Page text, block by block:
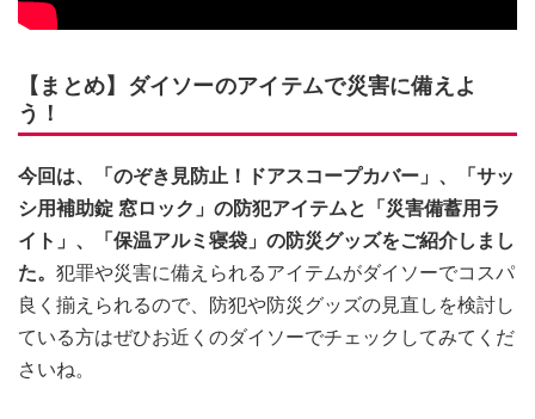
【まとめ】ダイソーのアイテムで災害に備えよ
う！
今回は、「のぞき見防止！ドアスコープカバー」、「サッ
シ用補助錠 窓ロック」の防犯アイテムと「災害備蓄用ラ
イト」、「保温アルミ寝袋」の防災グッズをご紹介しまし
た。 犯罪や災害に備えられるアイテムがダイソーでコスパ
良く揃えられるので、防犯や防災グッズの見直しを検討し
ている方はぜひお近くのダイソーでチェックしてみてくだ
さいね。